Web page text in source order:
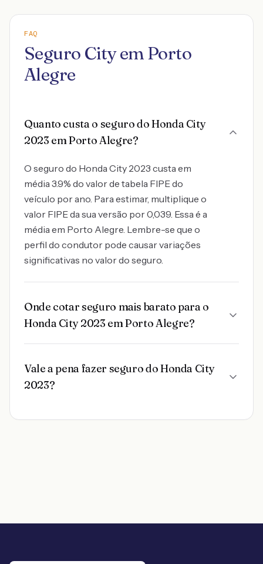
FAQ
Seguro City em Porto
Alegre
Quanto custa o seguro do Honda City
2023 em Porto Alegre?
O seguro do Honda City 2023 custa em
média 3.9% do valor de tabela FIPE do
veículo por ano. Para estimar, multiplique o
valor FIPE da sua versão por 0,039. Essa é a
média em Porto Alegre. Lembre-se que o
perfil do condutor pode causar variações
significativas no valor do seguro.
Onde cotar seguro mais barato para o
Honda City 2023 em Porto Alegre?
Vale a pena fazer seguro do Honda City
2023?